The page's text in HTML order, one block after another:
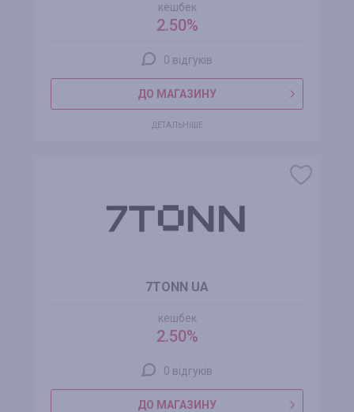
кешбек
2.50%
0 відгуків
ДО МАГАЗИНУ
ДЕТАЛЬНІШЕ
7TONN UA
кешбек
2.50%
0 відгуків
ДО МАГАЗИНУ